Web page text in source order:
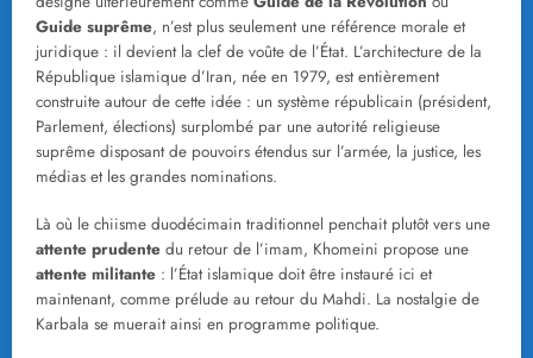
Guide suprême, n’est plus seulement une référence morale et
juridique : il devient la clef de voûte de l’État. L’architecture de la
République islamique d’Iran, née en 1979, est entièrement
construite autour de cette idée : un système républicain (président,
Parlement, élections) surplombé par une autorité religieuse
suprême disposant de pouvoirs étendus sur l’armée, la justice, les
médias et les grandes nominations.
Là où le chiisme duodécimain traditionnel penchait plutôt vers une
attente prudente du retour de l’imam, Khomeini propose une
attente militante : l’État islamique doit être instauré ici et
maintenant, comme prélude au retour du Mahdi. La nostalgie de
Karbala se muerait ainsi en programme politique.